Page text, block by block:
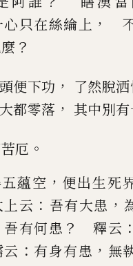
只在絲綸上 ，
？
便下功 ， 了然脫
都零落 ， 其中別
厄 。
蘊空 ， 便出生死
云 ： 吾有大患 ，
吾有何患 ？ 釋云 ：
： 有身有患 ， 無